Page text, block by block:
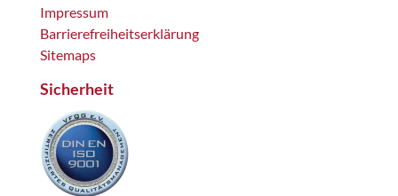
Impressum
Barrierefreiheitserklärung
Sitemaps
Sicherheit